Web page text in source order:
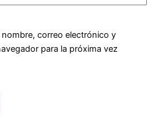
nombre, correo electrónico y
para la próxima vez